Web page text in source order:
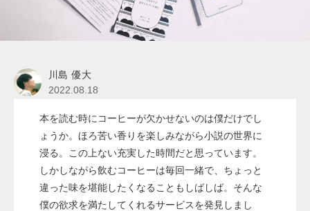
川島 優大
2022.08.18
本を読む時にコーヒーが欠かせないのは僕だけでし
ょうか。ほろ苦い香りを楽しみながら小説の世界に
浸る。この上ない充実した時間だと思っています。
しかしながら飲むコーヒーは毎回一緒で、ちょっと
違った味を堪能したくなることもしばしば。そんな
僕の欲求を満たしてくれるサービスを発見しまし